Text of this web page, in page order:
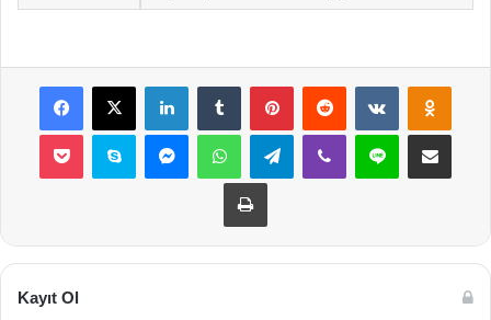
Facebook
X LinkedInTumblr PinterestReddit VKontakte
Pocket Skype MessengerWhatsAppTelegramViber Line E-Posta ile
Yazdır
Kayıt Ol